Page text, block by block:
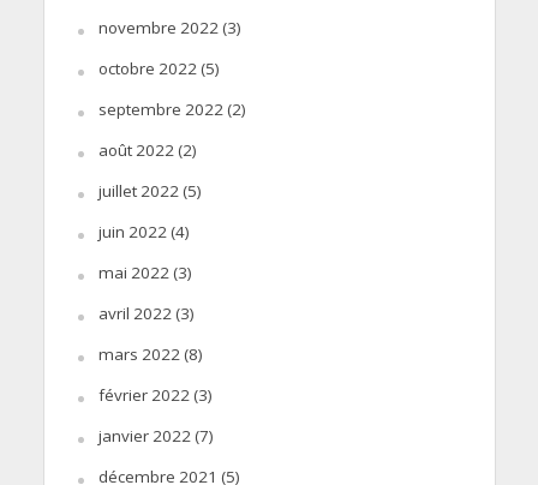
novembre 2022(3)
octobre 2022(5)
septembre 2022(2)
août 2022(2)
juillet 2022(5)
juin 2022(4)
mai 2022(3)
avril 2022(3)
mars 2022(8)
février 2022(3)
janvier 2022(7)
décembre 2021 (5)